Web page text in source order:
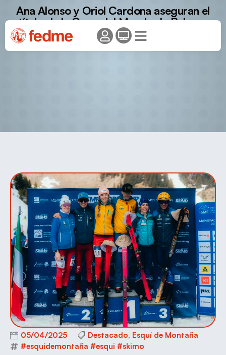
Ana Alonso y Oriol Cardona aseguran el
título de la Copa del Mundo de Relevos
Mixtos con victoria en Villars.
05/04/2025 Destacado, Esquí de Montaña
#esquidemontaña #esqui #skimo